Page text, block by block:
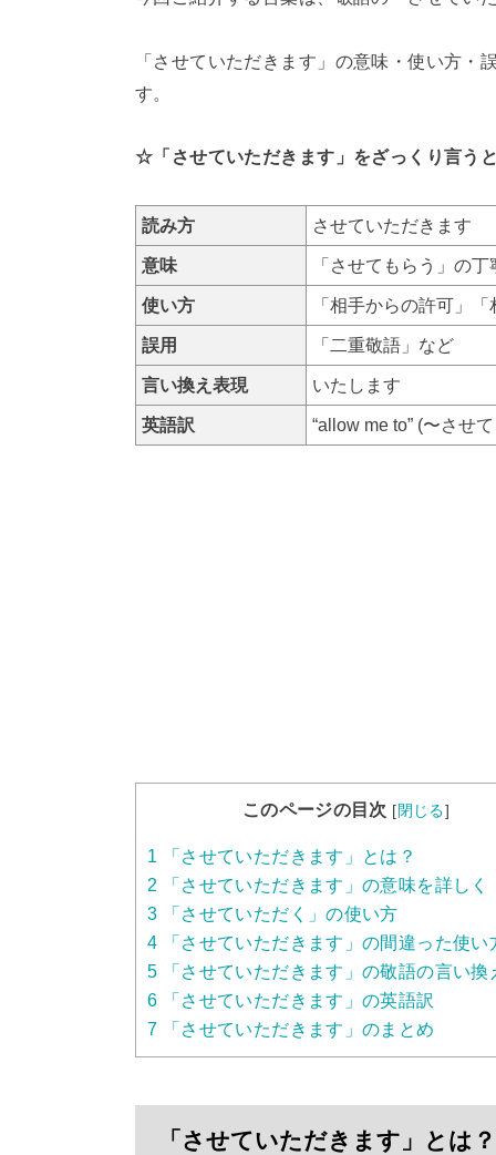
「させていただきます」の意味・使い方
す。
☆「させていただきます」をざっくり言
読み方 させていただきます
意味 「させてもらう」の
使い方 「相手からの許可」
誤用 「二重敬語」など
言い換え表現 いたします
英語訳 “allow me to” (〜させ
このページの目次 [閉じる]
1 「させていただきます」とは？
2 「させていただきます」の意味を詳しく
3 「させていただく」の使い方
4 「させていただきます」の間違った使い
5 「させていただきます」の敬語の言い換
6 「させていただきます」の英語訳
7 「させていただきます」のまとめ
「させていただきます」とは？